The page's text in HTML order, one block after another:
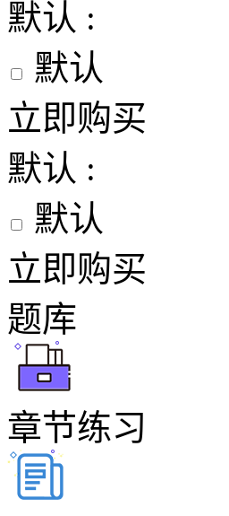
默认 :
默认
立即购买
默认 :
默认
立即购买
题库
章节练习